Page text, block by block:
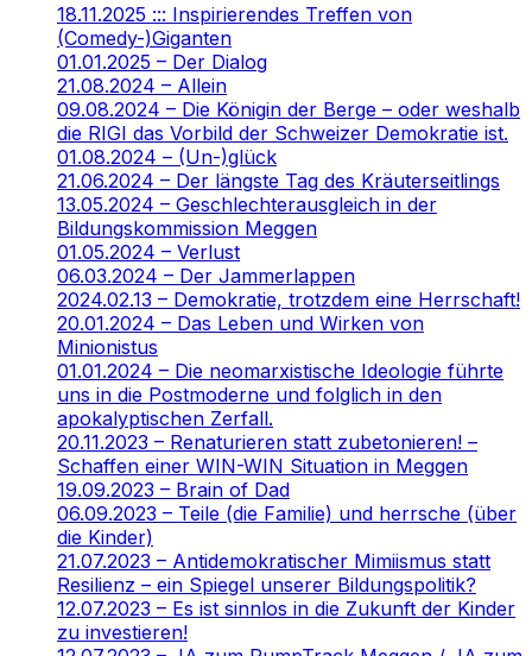
18.11.2025 ::: Inspirierendes Treffen von
(Comedy-)Giganten
01.01.2025 – Der Dialog
21.08.2024 – Allein
09.08.2024 – Die Königin der Berge – oder weshalb
die RIGI das Vorbild der Schweizer Demokratie ist.
01.08.2024 – (Un-)glück
21.06.2024 – Der längste Tag des Kräuterseitlings
13.05.2024 – Geschlechterausgleich in der
Bildungskommission Meggen
01.05.2024 – Verlust
06.03.2024 – Der Jammerlappen
2024.02.13 – Demokratie, trotzdem eine Herrschaft!
20.01.2024 – Das Leben und Wirken von
Minionistus
01.01.2024 – Die neomarxistische Ideologie führte
uns in die Postmoderne und folglich in den
apokalyptischen Zerfall.
20.11.2023 – Renaturieren statt zubetonieren! –
Schaffen einer WIN-WIN Situation in Meggen
19.09.2023 – Brain of Dad
06.09.2023 – Teile (die Familie) und herrsche (über
die Kinder)
21.07.2023 – Antidemokratischer Mimiismus statt
Resilienz – ein Spiegel unserer Bildungspolitik?
12.07.2023 – Es ist sinnlos in die Zukunft der Kinder
zu investieren!